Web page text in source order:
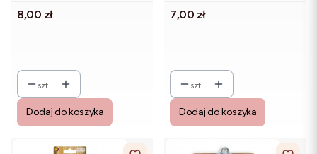
Cena
8,00 zł
szt.
Dodaj do koszyka
Cena
7,00 zł
szt.
Dodaj do koszyka